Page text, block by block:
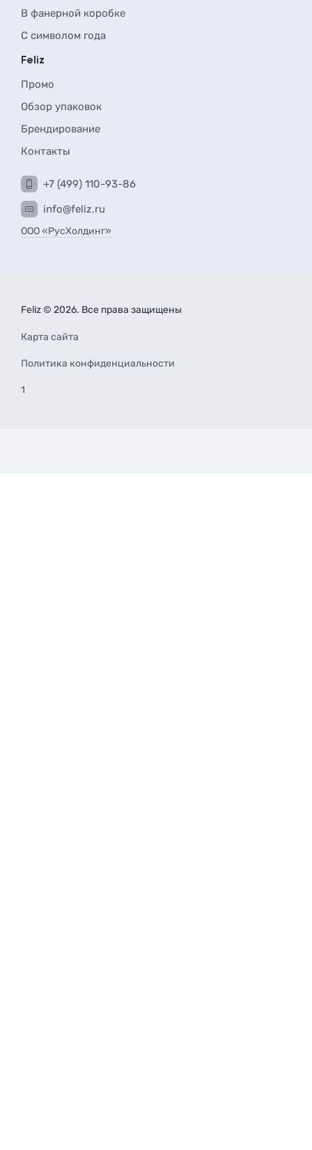
В фанерной коробке
С символом года
Feliz
Промо
Обзор упаковок
Брендирование
Контакты
+7 (499) 110-93-86
info@feliz.ru
ООО «РусХолдинг»
Feliz © 2026. Все права защищены
Карта сайта
Политика конфиденциальности